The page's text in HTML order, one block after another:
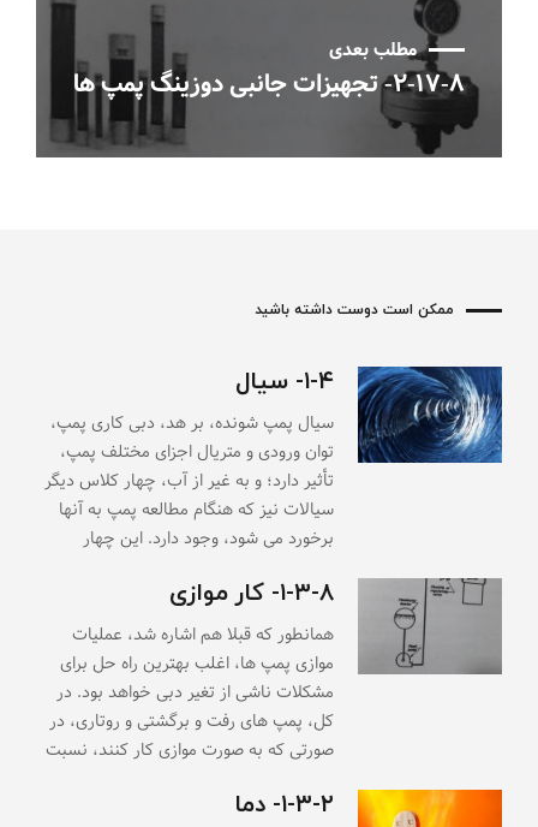
مطلب بعدی
۲-۱۷-۸- تجهیزات جانبی دوزینگ پمپ ها
ممکن است دوست داشته باشید
۱-۴- سیال
سیال پمپ شونده، بر هد، دبی کاری پمپ،
توان ورودی و متریال اجزای مختلف پمپ،
تأثیر دارد؛ و به غیر از آب، چهار کلاس دیگر
سیالات نیز که هنگام مطالعه پمپ به آنها
برخورد می شود، وجود دارد. این چهار
۱-۳-۸- کار موازی
همانطور که قبلا هم اشاره شد، عملیات
موازی پمپ ها، اغلب بهترین راه حل برای
مشکلات ناشی از تغیر دبی خواهد بود. در
کل، پمپ های رفت و برگشتی و روتاری، در
صورتی که به صورت موازی کار کنند، نسبت
۱-۳-۲- دما